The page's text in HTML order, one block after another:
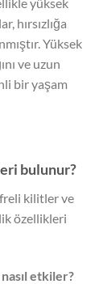
hırsızlığa
Yüksek
ve uzun
bir yaşam
bulunur?
kilitler ve
özellikleri
etkiler?